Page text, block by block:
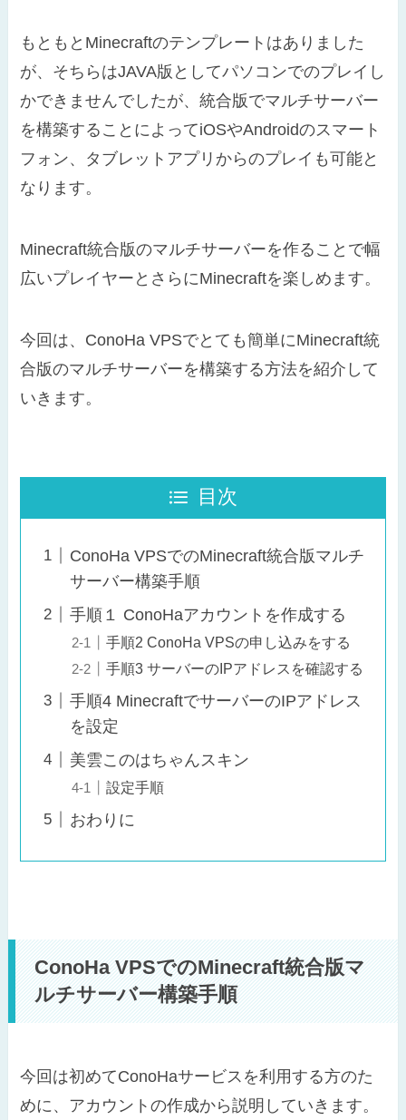
もともとMinecraftのテンプレートはありました
が、そちらはJAVA版としてパソコンでのプレイし
かできませんでしたが、統合版でマルチサーバー
を構築することによってiOSやAndroidのスマート
フォン、タブレットアプリからのプレイも可能と
なります。
Minecraft統合版のマルチサーバーを作ることで幅
広いプレイヤーとさらにMinecraftを楽しめます。
今回は、ConoHa VPSでとても簡単にMinecraft統
合版のマルチサーバーを構築する方法を紹介して
いきます。
目次
ConoHa VPSでのMinecraft統合版マルチ
サーバー構築手順
手順１ ConoHaアカウントを作成する
手順2 ConoHa VPSの申し込みをする
手順3 サーバーのIPアドレスを確認する
手順4 MinecraftでサーバーのIPアドレス
を設定
美雲このはちゃんスキン
設定手順
おわりに
ConoHa VPSでのMinecraft統合版マ
ルチサーバー構築手順
今回は初めてConoHaサービスを利用する方のた
めに、アカウントの作成から説明していきます。